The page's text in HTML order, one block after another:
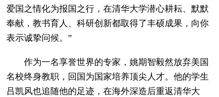
爱国之情化为报国之行，在清华大学潜心耕耘、默默
奉献，教书育人、科研创新都取得了丰硕成果，向你
表示诚挚问候。”
作为一名享誉世界的专家，姚期智毅然放弃美国
名校终身教职，回国为国家培养顶尖人才。他的学生
吕凯风也追随他的足迹，在海外深造后重返清华大